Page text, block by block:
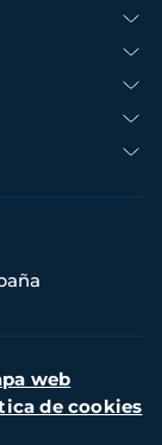
web
de cookies